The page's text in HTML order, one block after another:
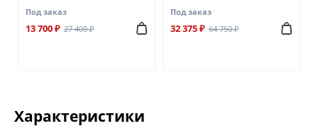
Под заказ
13 700 ₽ 27 400 ₽
Под заказ
32 375 ₽ 64 750 ₽
Характеристики